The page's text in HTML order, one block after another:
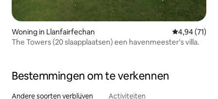
Woning in Llanfairfechan Gemiddelde
4,94 (71)
The Towers (20 slaapplaatsen) een havenmeester's villa.
Bestemmingen om te verkennen
Andere soorten verblijven Activiteiten